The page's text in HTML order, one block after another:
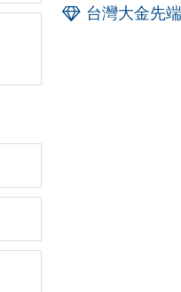
台灣大金先